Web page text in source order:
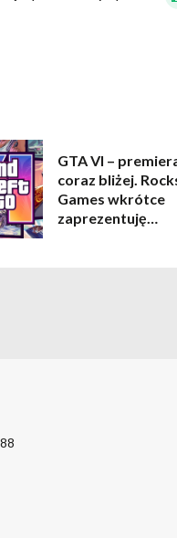
GTA VI –
coraz bliżej.
Games wkrótce
zaprezentuję